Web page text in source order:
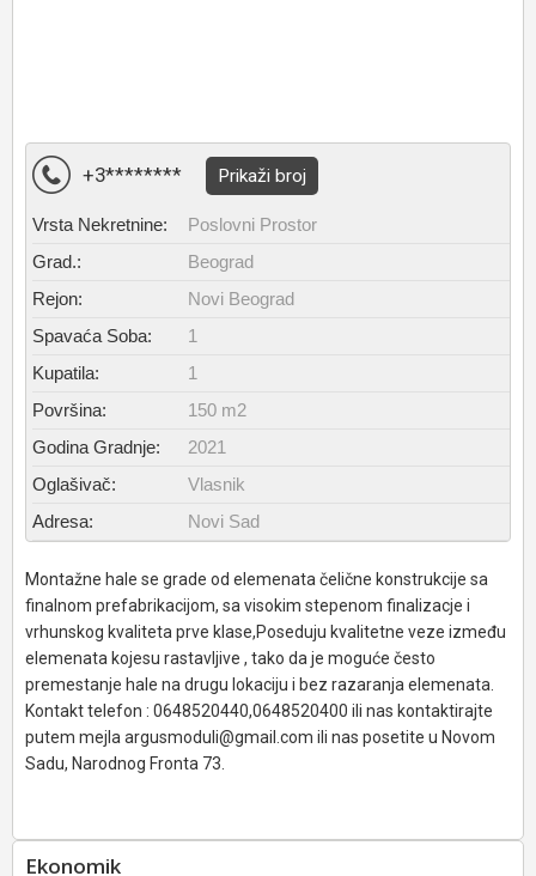
+3******** Prikaži broj
Vrsta Nekretnine:
Poslovni Prostor
Grad.:
Beograd
Rejon:
Novi Beograd
Spavaća Soba:
1
Kupatila:
1
Površina:
150 m2
Godina Gradnje:
2021
Oglašivač:
Vlasnik
Adresa:
Novi Sad
Montažne hale se grade od elemenata čelične konstrukcije sa
finalnom prefabrikacijom, sa visokim stepenom finalizacje i
vrhunskog kvaliteta prve klase,Poseduju kvalitetne veze između
elemenata kojesu rastavljive , tako da je moguće često
premestanje hale na drugu lokaciju i bez razaranja elemenata.
Kontakt telefon : 0648520440,0648520400 ili nas kontaktirajte
putem mejla argusmoduli@gmail.com ili nas posetite u Novom
Sadu, Narodnog Fronta 73.
Ekonomik